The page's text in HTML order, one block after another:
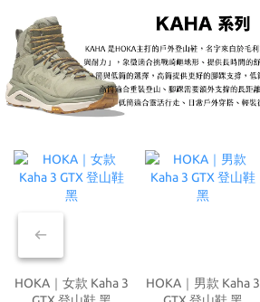
HOKA｜女款 Kaha 3
HOKA｜男款 Kaha 3